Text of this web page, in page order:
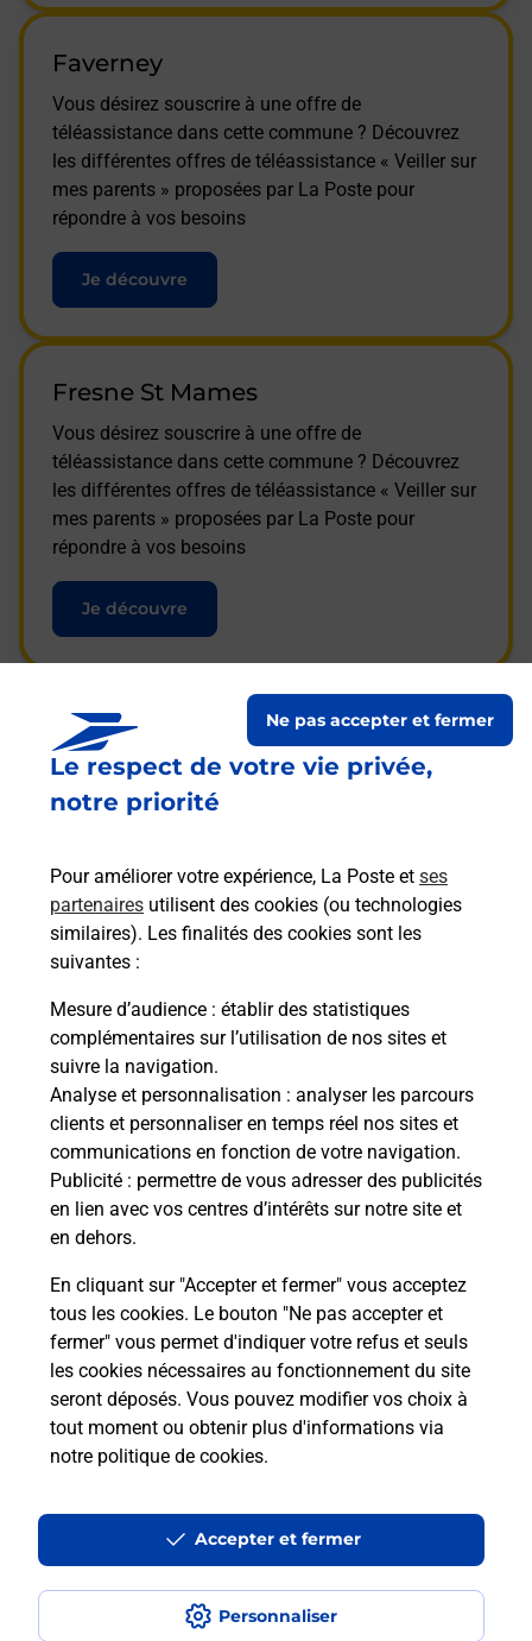
Le respect de votre vie privée,
notre priorité
Pour améliorer votre expérience, La Poste et ses
partenaires utilisent des cookies (ou technologies
similaires). Les finalités des cookies sont les
suivantes :
Mesure d’audience : établir des statistiques
complémentaires sur l’utilisation de nos sites et
suivre la navigation.
Analyse et personnalisation : analyser les parcours
clients et personnaliser en temps réel nos sites et
communications en fonction de votre navigation.
Publicité : permettre de vous adresser des publicités
en lien avec vos centres d’intérêts sur notre site et
en dehors.
En cliquant sur "Accepter et fermer" vous acceptez
tous les cookies. Le bouton "Ne pas accepter et
fermer" vous permet d'indiquer votre refus et seuls
les cookies nécessaires au fonctionnement du site
seront déposés. Vous pouvez modifier vos choix à
tout moment ou obtenir plus d'informations via
notre politique de cookies.
Personnaliser
Ne pas accepter et fermer
Accepter et fermer
Faverney
Vous désirez souscrire à une offre de
téléassistance dans cette commune ? Découvrez
les différentes offres de téléassistance « Veiller sur
mes parents » proposées par La Poste pour
répondre à vos besoins
Je découvre
Fresne St Mames
Vous désirez souscrire à une offre de
téléassistance dans cette commune ? Découvrez
les différentes offres de téléassistance « Veiller sur
mes parents » proposées par La Poste pour
répondre à vos besoins
Je découvre
Questions fréquemment
posées
La téléassistance classique avec
médaillon d’alarme qu’est ce que
c’est ?
Comment fonctionne la
téléassistance classique ?
Comment est installée la
téléassistance classique ?
Localiser Liste
Liste - téléassistance
Haute-Saône - téléassistance
Scey Sur Saone Et St Albin - téléassistance
Accessibilité : partiellement conforme
Conditions contractuelles